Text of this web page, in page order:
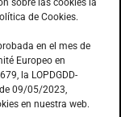
sobre las cookies la
de Cookies.
en el mes de
Europeo en
la LOPDGDD-
09/05/2023,
en nuestra web.